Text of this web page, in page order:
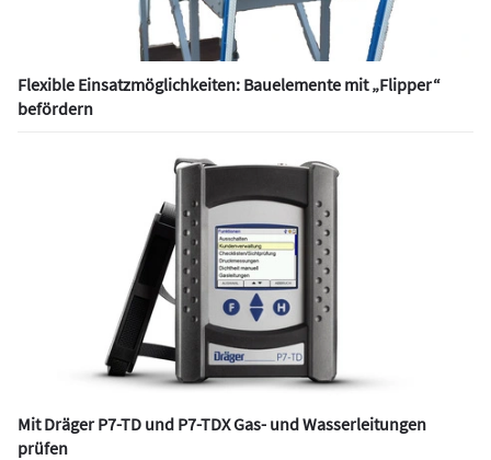
Flexible Einsatzmöglichkeiten: Bauelemente mit „Flipper“
befördern
Mit Dräger P7-TD und P7-TDX Gas- und Wasserleitungen
prüfen